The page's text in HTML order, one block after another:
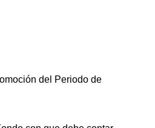
del Periodo de